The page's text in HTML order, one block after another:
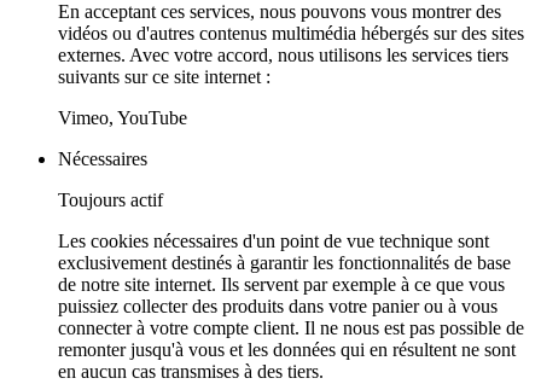
En acceptant ces services, nous pouvons vous montrer des
vidéos ou d'autres contenus multimédia hébergés sur des sites
externes. Avec votre accord, nous utilisons les services tiers
suivants sur ce site internet :
Vimeo, YouTube
Nécessaires
Toujours actif
Les cookies nécessaires d'un point de vue technique sont
exclusivement destinés à garantir les fonctionnalités de base
de notre site internet. Ils servent par exemple à ce que vous
puissiez collecter des produits dans votre panier ou à vous
connecter à votre compte client. Il ne nous est pas possible de
remonter jusqu'à vous et les données qui en résultent ne sont
en aucun cas transmises à des tiers.